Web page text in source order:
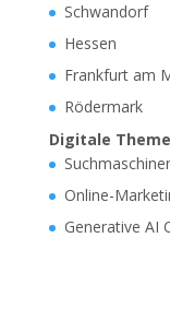
Schwandorf
Hessen
Frankfurt am
Rödermark
Digitale
Online-
Generative AI